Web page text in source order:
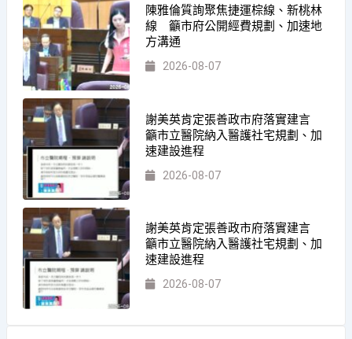
陳雅倫質詢聚焦捷運棕線、新桃林
線 籲市府公開經費規劃、加速地
方溝通
2026-08-07
謝美英肯定張善政市府落實建言
籲市立醫院納入醫護社宅規劃、加
速建設進程
2026-08-07
謝美英肯定張善政市府落實建言
籲市立醫院納入醫護社宅規劃、加
速建設進程
2026-08-07